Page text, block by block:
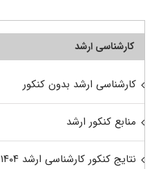
کارشناسی ارشد
کارشناسی ارشد بدون کنکور
منابع کنکور ارشد
نتایج کنکور کارشناسی ارشد ۱۴۰۴